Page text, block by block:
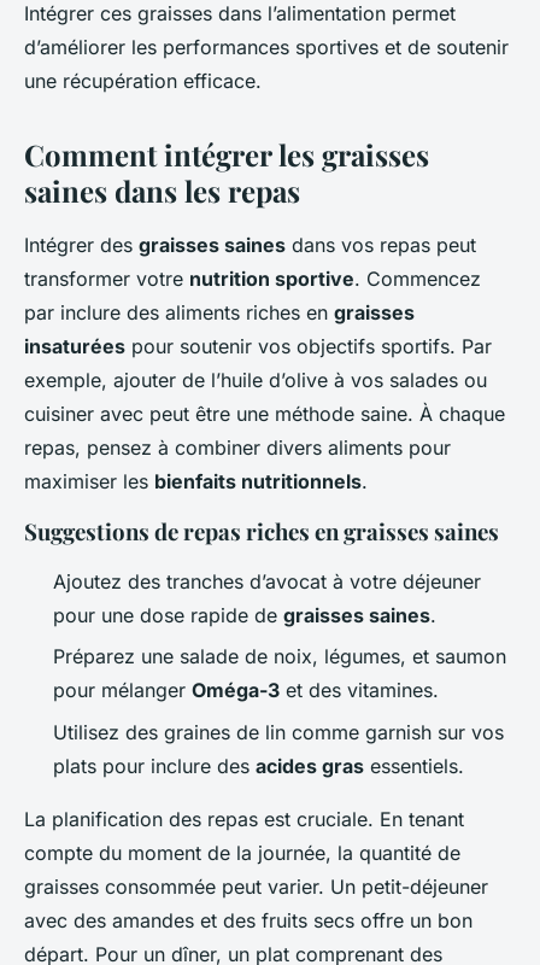
Intégrer ces graisses dans l’alimentation permet
d’améliorer les performances sportives et de soutenir
une récupération efficace.
Comment intégrer les graisses
saines dans les repas
Intégrer des graisses saines dans vos repas peut
transformer votre nutrition sportive. Commencez
par inclure des aliments riches en graisses
insaturées pour soutenir vos objectifs sportifs. Par
exemple, ajouter de l’huile d’olive à vos salades ou
cuisiner avec peut être une méthode saine. À chaque
repas, pensez à combiner divers aliments pour
maximiser les bienfaits nutritionnels.
Suggestions de repas riches en graisses saines
Ajoutez des tranches d’avocat à votre déjeuner
pour une dose rapide de graisses saines.
Préparez une salade de noix, légumes, et saumon
pour mélanger Oméga-3 et des vitamines.
Utilisez des graines de lin comme garnish sur vos
plats pour inclure des acides gras essentiels.
La planification des repas est cruciale. En tenant
compte du moment de la journée, la quantité de
graisses consommée peut varier. Un petit-déjeuner
avec des amandes et des fruits secs offre un bon
départ. Pour un dîner, un plat comprenant des